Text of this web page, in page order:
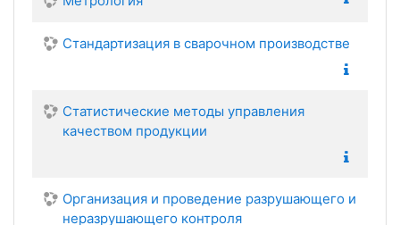
Стандартизация в сварочном производстве
Статистические методы управления
качеством продукции
Организация и проведение разрушающего и
неразрушающего контроля